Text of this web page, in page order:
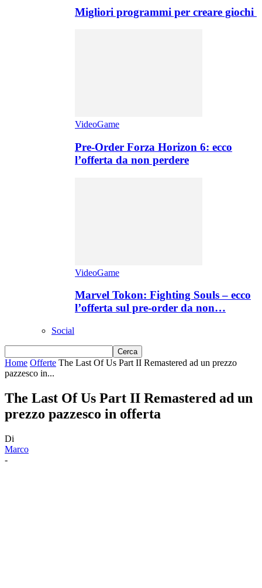
Migliori programmi per creare giochi
VideoGame
Pre-Order Forza Horizon 6: ecco
l’offerta da non perdere
VideoGame
Marvel Tokon: Fighting Souls – ecco
l’offerta sul pre-order da non…
Social
Home Offerte The Last Of Us Part II Remastered ad un prezzo
pazzesco in...
The Last Of Us Part II Remastered ad un
prezzo pazzesco in offerta
Di
Marco
-